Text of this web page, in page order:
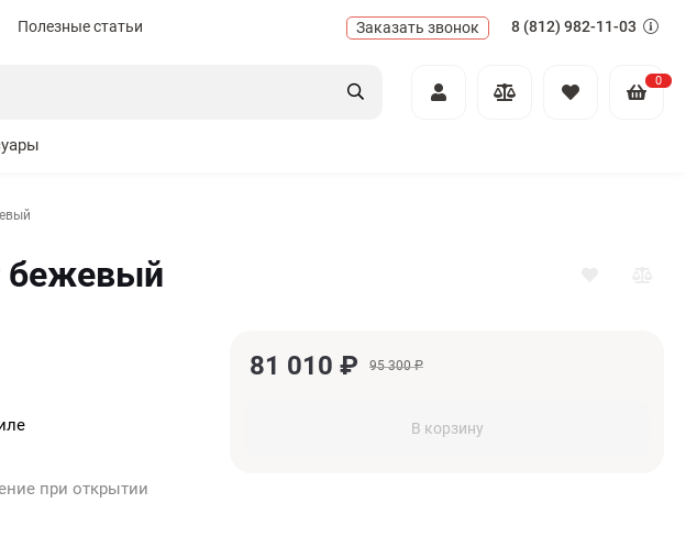
Полезные статьи Заказать звонок 8 (812) 982-11-03
0
бежевый
при открытии
81 010 ₽ 95 300₽
В корзину